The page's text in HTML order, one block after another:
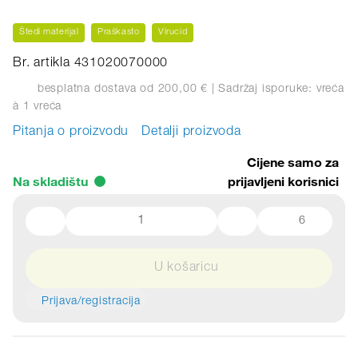
Štedi materijal Praškasto Virucid
Br. artikla 431020070000
besplatna dostava od 200,00 € | Sadržaj isporuke: vreća
à 1 vreća
Pitanja o proizvodu Detalji proizvoda
Na skladištu
Cijene samo za
prijavljeni korisnici
6
U košaricu
Prijava/registracija